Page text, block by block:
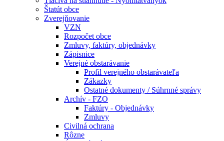
Štatút obce
Zverejňovanie
VZN
Rozpočet obce
Zmluvy, faktúry, objednávky
Zápisnice
Verejné obstarávanie
Profil verejného obstarávateľa
Zákazky
Ostatné dokumenty / Súhrnné správy
Archív - FZO
Faktúry - Objednávky
Zmluvy
Civilná ochrana
Rôzne